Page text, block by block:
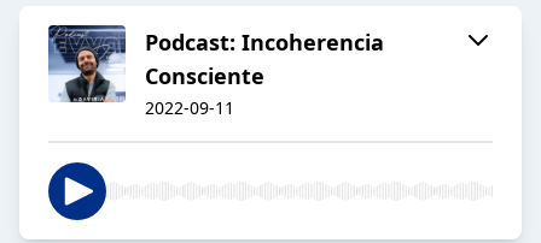
Podcast: Incoherencia
Consciente
2022-09-11